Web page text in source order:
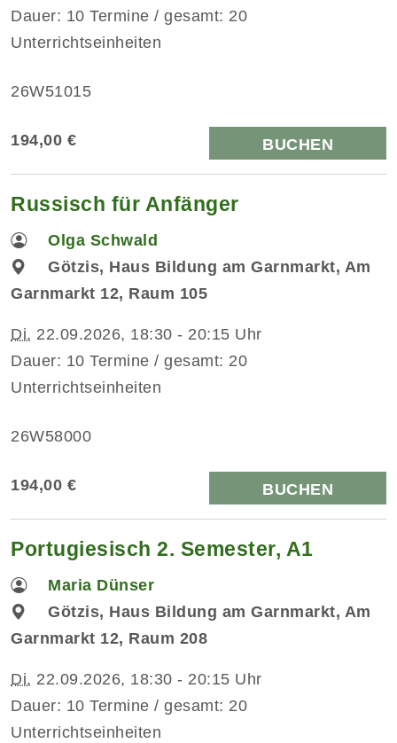
Dauer: 10 Termine / gesamt: 20
Unterrichtseinheiten
26W51015
194,00 € BUCHEN
Russisch für Anfänger
Olga Schwald
Götzis, Haus Bildung am Garnmarkt, Am
Garnmarkt 12, Raum 105
Di. 22.09.2026, 18:30 - 20:15 Uhr
Dauer: 10 Termine / gesamt: 20
Unterrichtseinheiten
26W58000
194,00 € BUCHEN
Portugiesisch 2. Semester, A1
Maria Dünser
Götzis, Haus Bildung am Garnmarkt, Am
Garnmarkt 12, Raum 208
Di. 22.09.2026, 18:30 - 20:15 Uhr
Dauer: 10 Termine / gesamt: 20
Unterrichtseinheiten